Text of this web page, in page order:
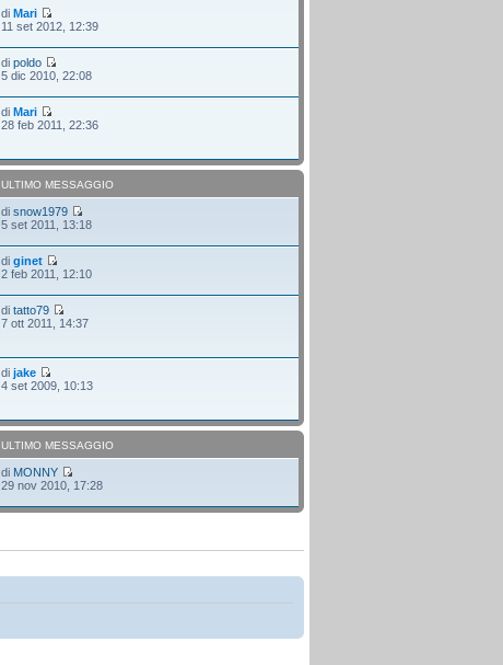
diMari
11 set 2012, 12:39
dipoldo
5 dic 2010, 22:08
diMari
28 feb 2011, 22:36
ULTIMO MESSAGGIO
disnow1979
5 set 2011, 13:18
diginet
2 feb 2011, 12:10
ditatto79
7 ott 2011, 14:37
dijake
4 set 2009, 10:13
ULTIMO MESSAGGIO
di MONNY
29 nov 2010, 17:28